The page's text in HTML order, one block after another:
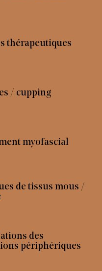
thérapeutiques
/ cupping
myofascial
de tissus mous /
des
périphériques